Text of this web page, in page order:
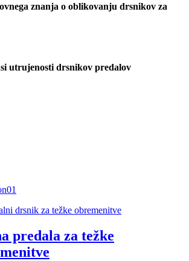
znanja o oblikovanju drsnikov za
utrujenosti drsnikov predalov
predala za težke